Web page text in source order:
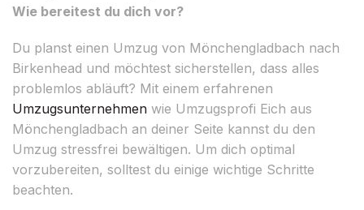
Wie bereitest du dich vor?
Du planst einen Umzug von Mönchengladbach nach
Birkenhead und möchtest sicherstellen, dass alles
problemlos abläuft? Mit einem erfahrenen
Umzugsunternehmen wie Umzugsprofi Eich aus
Mönchengladbach an deiner Seite kannst du den
Umzug stressfrei bewältigen. Um dich optimal
vorzubereiten, solltest du einige wichtige Schritte
beachten.